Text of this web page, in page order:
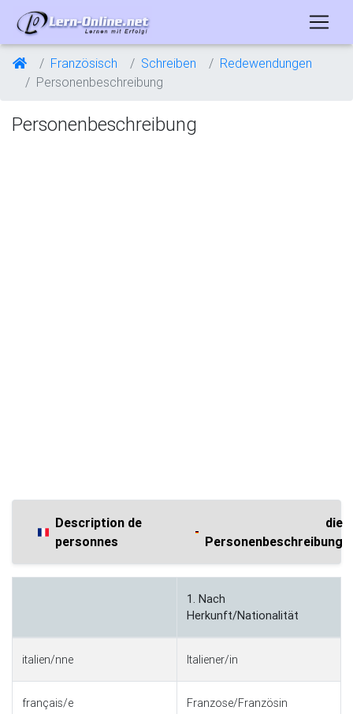
Französisch Schreiben
Redewendungen
Personenbeschreibung
Personenbeschreibung
Description de
personnes
die
Personenbeschreibung
1. Nach
Herkunft/Nationalität
italien/nne Italiener/in
français/e Franzose/Französin